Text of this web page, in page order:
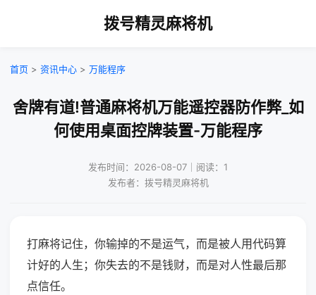
拨号精灵麻将机
首页 > 资讯中心 > 万能程序
舍牌有道!普通麻将机万能遥控器防作弊_如
何使用桌面控牌装置-万能程序
发布时间：2026-08-07｜阅读：1
发布者：拨号精灵麻将机
打麻将记住，你输掉的不是运气，而是被人用代码算
计好的人生；你失去的不是钱财，而是对人性最后那
点信任。